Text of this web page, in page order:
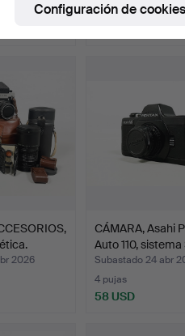
14 pujas
2026
CÁMARA, Asahi
Auto 110,
Subastado 24 abr
4 pujas
58 USD
Configuración de cookies